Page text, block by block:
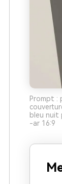
Prompt :
bleu nuit
-ar 16:9